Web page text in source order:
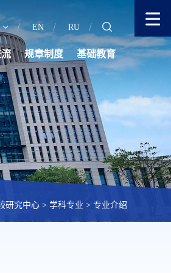
EN RU
规章制度 基础教育
研究中心 > 学科专业 > 专业介绍